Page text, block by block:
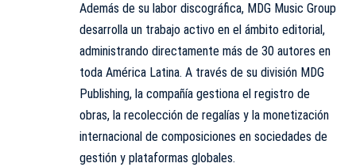
Además de su labor discográfica, MDG Music Group
desarrolla un trabajo activo en el ámbito editorial,
administrando directamente más de 30 autores en
toda América Latina. A través de su división MDG
Publishing, la compañía gestiona el registro de
obras, la recolección de regalías y la monetización
internacional de composiciones en sociedades de
gestión y plataformas globales.